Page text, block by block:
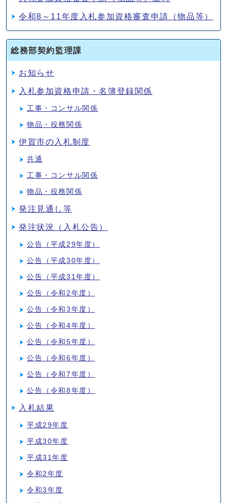
令和8～11年度入札参加資格審査申請（物品等）
総務部契約監理課
お知らせ
入札参加資格申請・名簿登録関係
工事・コンサル関係
物品・役務関係
伊賀市の入札制度
共通
工事・コンサル関係
物品・役務関係
発注見通し等
発注状況（入札公告）
公告（平成29年度）
公告（平成30年度）
公告（平成31年度）
公告（令和2年度）
公告（令和3年度）
公告（令和4年度）
公告（令和5年度）
公告（令和6年度）
公告（令和7年度）
公告（令和8年度）
入札結果
平成29年度
平成30年度
平成31年度
令和2年度
令和3年度